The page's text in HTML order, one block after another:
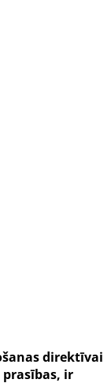
direktīvai
ir